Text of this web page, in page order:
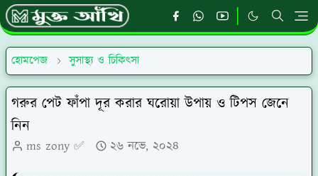
হোমপেজ সুসাস্থ্য ও চিকিৎসা
গরুর পেট ফাঁপা দূর করার ঘরোয়া উপায় ও টিপস জেনে
নিন
ms zony ✅ ২৬ নভে, ২০২৪